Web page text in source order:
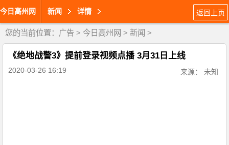
今日高州网 新闻 详情 返回上页
您的当前位置： 广告 > 今日高州网 > 新闻 >
《绝地战警3》提前登录视频点播 3月31日上线
2020-03-26 16:19 来源： 未知